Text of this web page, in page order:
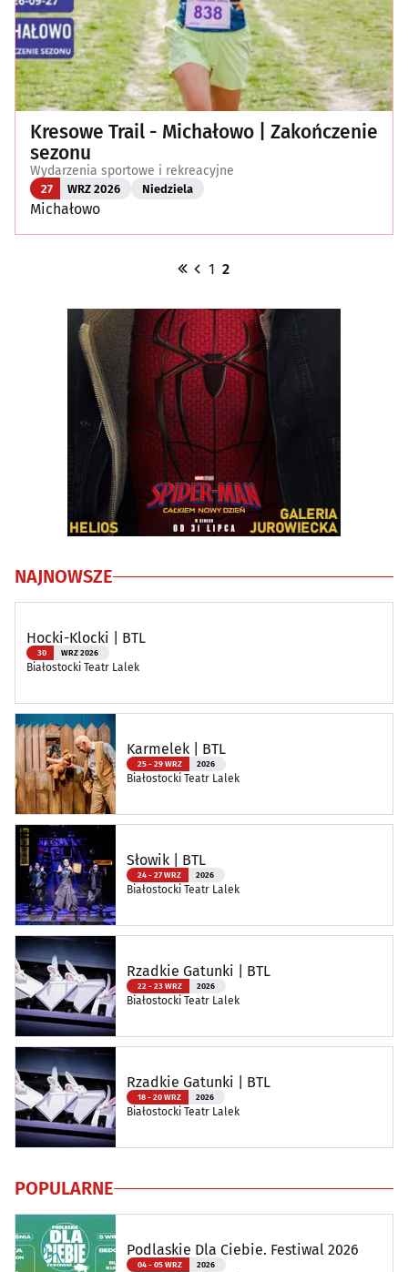
Kresowe Trail - Michałowo | Zakończenie
sezonu
Wydarzenia sportowe i rekreacyjne
27 WRZ 2026 Niedziela
Michałowo
1 2
NAJNOWSZE
Hocki-Klocki | BTL
30 WRZ 2026
Białostocki Teatr Lalek
Karmelek | BTL
25 - 29 WRZ 2026
Białostocki Teatr Lalek
Słowik | BTL
24 - 27 WRZ 2026
Białostocki Teatr Lalek
Rzadkie Gatunki | BTL
22 - 23 WRZ 2026
Białostocki Teatr Lalek
Rzadkie Gatunki | BTL
18 - 20 WRZ 2026
Białostocki Teatr Lalek
POPULARNE
Podlaskie Dla Ciebie. Festiwal 2026
04 - 05 WRZ 2026